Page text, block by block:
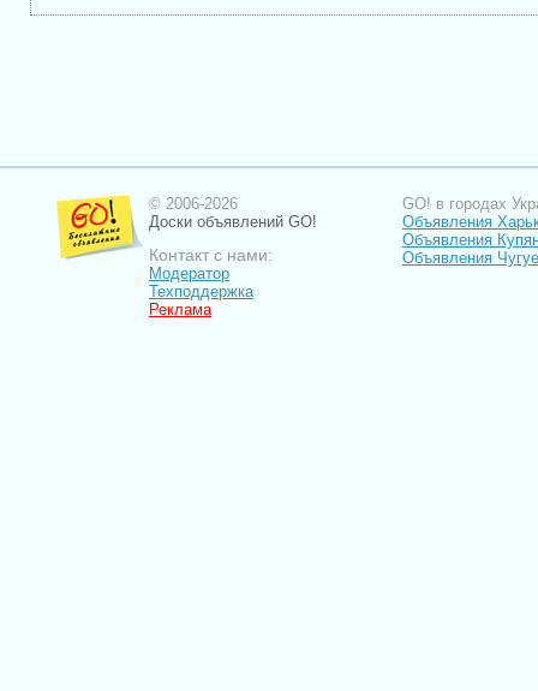
© 2006-2026
Доски объявлений GO!
Контакт с нами:
Модератор
Техподдержка
Реклама
GO! в городах
Объявления
Объявления
Объявления